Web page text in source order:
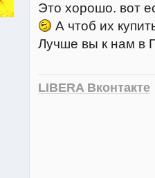
Это хорошо. вот
А чтоб их
Лучше вы к нам в
LIBERA Вконтакте